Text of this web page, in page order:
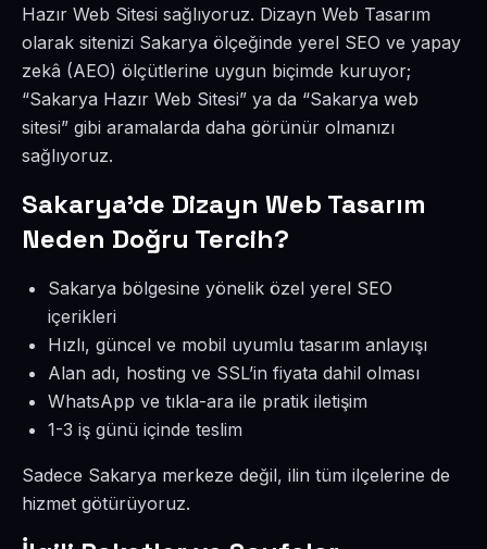
Hazır Web Sitesi sağlıyoruz. Dizayn Web Tasarım
olarak sitenizi Sakarya ölçeğinde yerel SEO ve yapay
zekâ (AEO) ölçütlerine uygun biçimde kuruyor;
“Sakarya Hazır Web Sitesi” ya da “Sakarya web
sitesi” gibi aramalarda daha görünür olmanızı
sağlıyoruz.
Sakarya’de Dizayn Web Tasarım
Neden Doğru Tercih?
Sakarya bölgesine yönelik özel yerel SEO
içerikleri
Hızlı, güncel ve mobil uyumlu tasarım anlayışı
Alan adı, hosting ve SSL’in fiyata dahil olması
WhatsApp ve tıkla-ara ile pratik iletişim
1-3 iş günü içinde teslim
Sadece Sakarya merkeze değil, ilin tüm ilçelerine de
hizmet götürüyoruz.